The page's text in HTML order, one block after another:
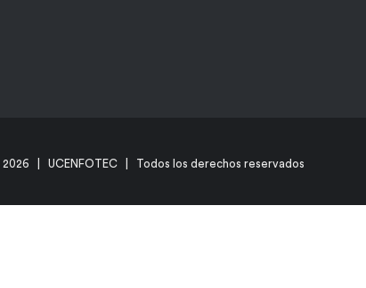
2026 | UCENFOTEC | Todos los derechos reservados